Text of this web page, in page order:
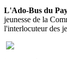
L'Ado-Bus du
jeunesse de la
l'interlocuteur des